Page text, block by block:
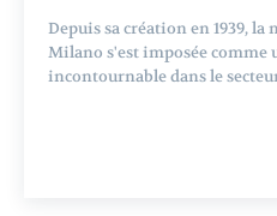
Depuis sa création en 1939,
Milano s'est imposée comme
incontournable dans le